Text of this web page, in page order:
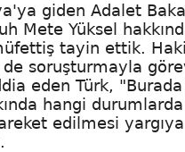
giden Adalet
Mete Yüksel
tayin ettik.
soruşturmayla
eden Türk,
hangi
edilmesi